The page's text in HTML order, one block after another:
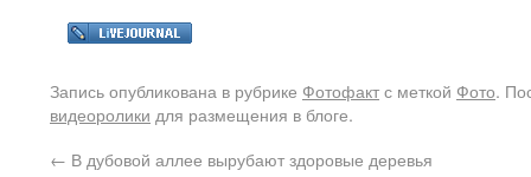
Запись опубликована в рубрике Фотофактс меткой Фото.
видеоролики для размещения в блоге.
← В дубовой аллее вырубают здоровые деревья